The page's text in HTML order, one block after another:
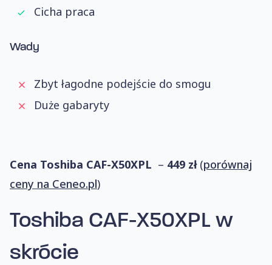
Cicha praca
Wady
Zbyt łagodne podejście do smogu
Duże gabaryty
Cena Toshiba CAF-X50XPL – 449 zł(porównaj
ceny na Ceneo.pl)
Toshiba CAF-X50XPL w
skrócie